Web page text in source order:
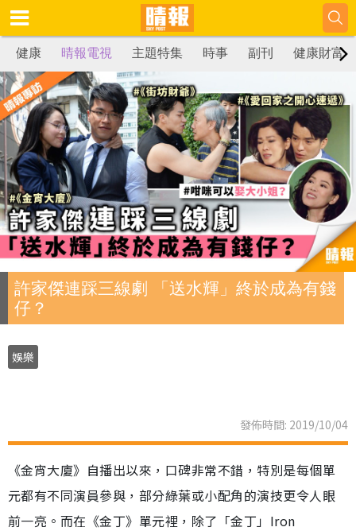
健康 晴報電視 主題特集 時事 副刊 健康財富
許家傑連踩三線劇 「送水輝」終於成為有錢
仔？
娛樂
發佈時間: 2019/10/04
《金宵大廈》自播出以來，口碑非常不錯，特別是每個單
元都有不同演員參與，部分綠葉或小配角的演技更令人眼
前一亮。而在《金丁》單元裡，除了「金丁」Iron